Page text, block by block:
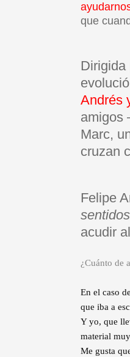
que
Dirigida
Andrés
amigos
Marc,
cruzan
Felipe
sentidos
acudir
¿Cuánto de
En el caso
que iba a
Y yo, que
material
Me gusta